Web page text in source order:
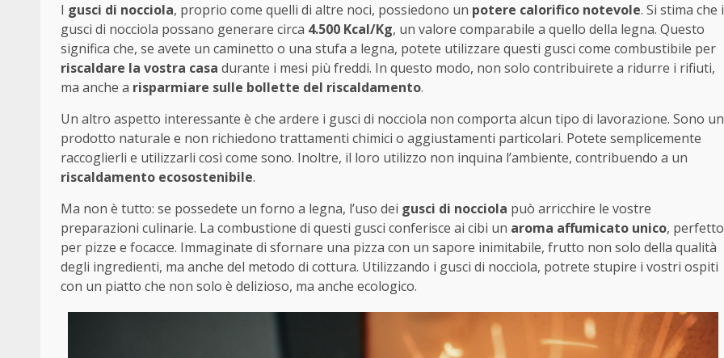
I gusci di nocciola, proprio come quelli di altre noci, possiedono un potere calorifico notevole. Si stima che i
gusci di nocciola possano generare circa 4.500 Kcal/Kg, un valore comparabile a quello della legna. Questo
significa che, se avete un caminetto o una stufa a legna, potete utilizzare questi gusci come combustibile per
riscaldare la vostra casa durante i mesi più freddi. In questo modo, non solo contribuirete a ridurre i rifiuti,
ma anche a risparmiare sulle bollette del riscaldamento.
Un altro aspetto interessante è che ardere i gusci di nocciola non comporta alcun tipo di lavorazione. Sono un
prodotto naturale e non richiedono trattamenti chimici o aggiustamenti particolari. Potete semplicemente
raccoglierli e utilizzarli così come sono. Inoltre, il loro utilizzo non inquina l’ambiente, contribuendo a un
riscaldamento ecosostenibile.
Ma non è tutto: se possedete un forno a legna, l’uso dei gusci di nocciola può arricchire le vostre
preparazioni culinarie. La combustione di questi gusci conferisce ai cibi un aroma affumicato unico, perfetto
per pizze e focacce. Immaginate di sfornare una pizza con un sapore inimitabile, frutto non solo della qualità
degli ingredienti, ma anche del metodo di cottura. Utilizzando i gusci di nocciola, potrete stupire i vostri ospiti
con un piatto che non solo è delizioso, ma anche ecologico.